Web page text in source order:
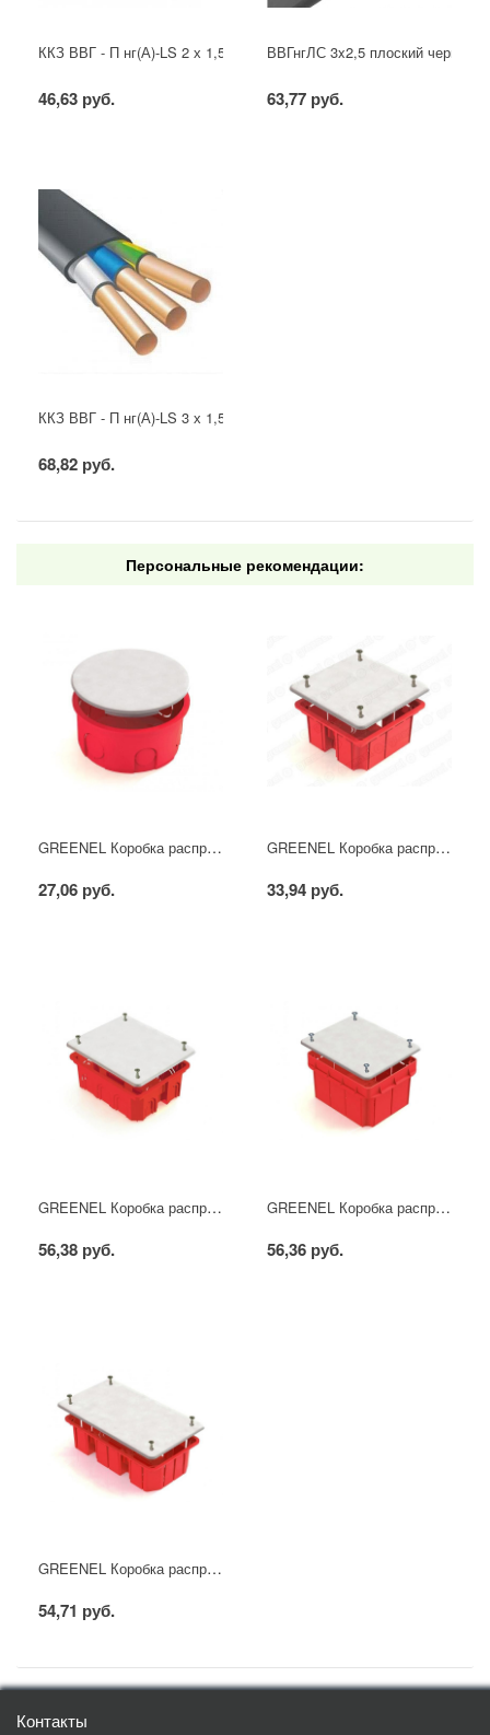
ККЗ ВВГ - П нг(А)-LS 2 х 1,5 ГОСТ
46,63 руб.
ВВГнгЛС 3x2,5 плоский черный
63,77 руб.
ККЗ ВВГ - П нг(А)-LS 3 х 1,5 ГОСТ
68,82 руб.
Персональные рекомендации:
GREENEL Коробка распределительная D80х40мм для кирпичных стен (175шт)
27,06 руб.
GREENEL Коробка распределительная для кирпичных стен 92х92х45мм (126шт)
33,94 руб.
GREENEL Коробка распределительная 120х92х45мм для кирпичных стен (98шт)
56,38 руб.
GREENEL Коробка распределительная 120х92х70мм для кирпичных стен (56шт)
56,36 руб.
GREENEL Коробка распределительная 172х96х45мм для кирпичных стен (70шт)
54,71 руб.
Контакты